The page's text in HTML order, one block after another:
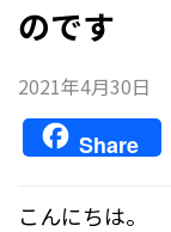
お問い合わせ
のです
2021年4月30日
Share
こんにちは。